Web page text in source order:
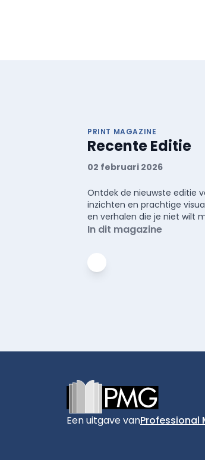
PRINT MAGAZINE
Recente Editie
02 februari 2026
Ontdek de nieuwste editie
inzichten en prachtige
en verhalen die je niet wilt
In dit magazine
Een uitgave vanProfessional